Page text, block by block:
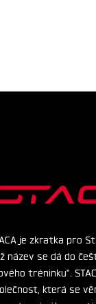
je zkratka pro
název se dá do
tréninku”.
která se